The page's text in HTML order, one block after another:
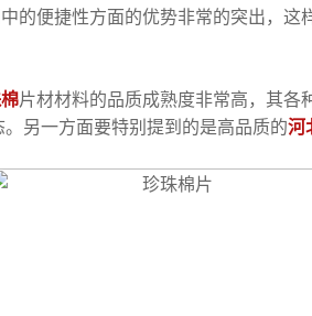
的便捷性方面的优势非常的突出，这
片材材料的品质成熟度非常高，其各
另一方面要特别提到的是高品质的河